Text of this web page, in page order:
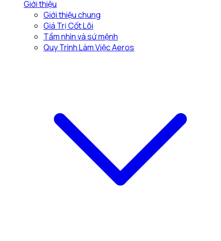
Giới thiệu
Giới thiệu chung
Giá Trị Cốt Lõi
Tầm nhìn và sứ mệnh
Quy Trình Làm Việc Aeros